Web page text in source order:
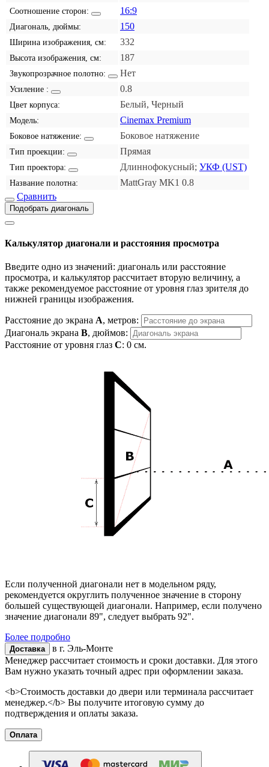
Соотношение сторон: 16:9
Диагональ, дюймы: 150
Ширина изображения, см: 332
Высота изображения, см: 187
Звукопрозрачное полотно: Нет
Усиление : 0.8
Цвет корпуса: Белый, Черный
Модель: Cinemax Premium
Боковое натяжение: Боковое натяжение
Тип проекции: Прямая
Тип проектора: Длиннофокусный; УКФ (UST)
Название полотна:
MattGray MK1 0.8
Сравнить
Подобрать диагональ
Калькулятор диагонали и расстояния просмотра
Введите одно из значений: диагональ или расстояние
просмотра, и калькулятор рассчитает вторую величину, а
также рекомендуемое расстояние от уровня глаз зрителя до
нижней границы изображения.
Расстояние до экрана A, метров:
Диагональ экрана B, дюймов:
Расстояние от уровня глаз C: 0 см.
Если полученной диагонали нет в модельном ряду,
рекомендуется округлить полученное значение в сторону
большей существующей диагонали. Например, если получено
значение диагонали 89", следует выбрать 92".
Более подробно
Доставка в г. Эль-Монте
Менеджер рассчитает стоимость и сроки доставки. Для этого
Вам нужно указать точный адрес при оформлении заказа.
<b>Стоимость доставки до двери или терминала рассчитает
менеджер.</b> Вы получите итоговую сумму до
подтверждения и оплаты заказа.
Оплата